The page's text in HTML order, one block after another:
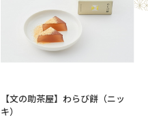
【文の助茶屋】わらび餅（ニッ
キ）